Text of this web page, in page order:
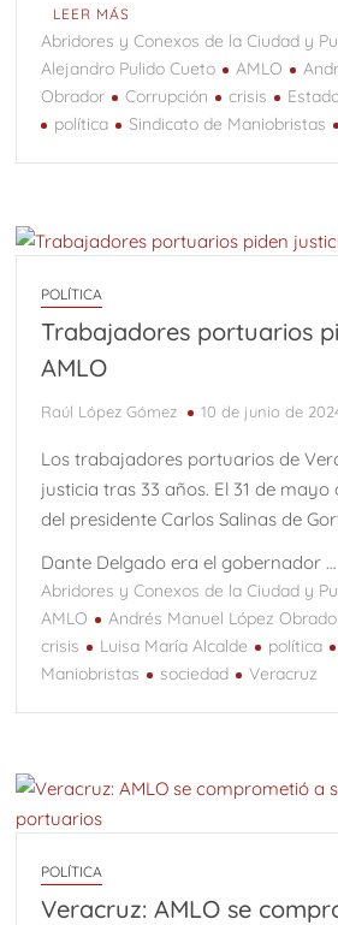
LEER MÁS
Abridores y Conexos de la Ciudad y
Alejandro Pulido Cueto
AMLO
Obrador
Corrupción crisis
política
Sindicato de Maniobristas
POLÍTICA
Trabajadores portuarios
AMLO
Raúl López Gómez 10 de junio de
Los trabajadores portuarios de
justicia tras 33 años. El 31 de mayo
del presidente Carlos Salinas de
Dante Delgado era el gobernador …
Abridores y Conexos de la Ciudad y
AMLO
Andrés Manuel López
crisis
Luisa María Alcalde política
Maniobristas
sociedad Veracruz
POLÍTICA
Veracruz: AMLO se